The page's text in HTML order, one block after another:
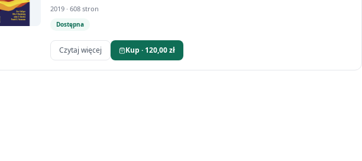
2019 · 608 stron
Dostępna
Czytaj więcej Kup · 120,00 zł